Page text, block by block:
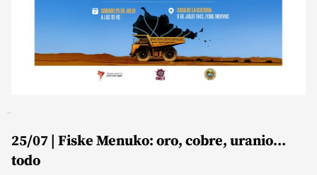
25/07 | Fiske Menuko: oro, cobre, uranio…
todo